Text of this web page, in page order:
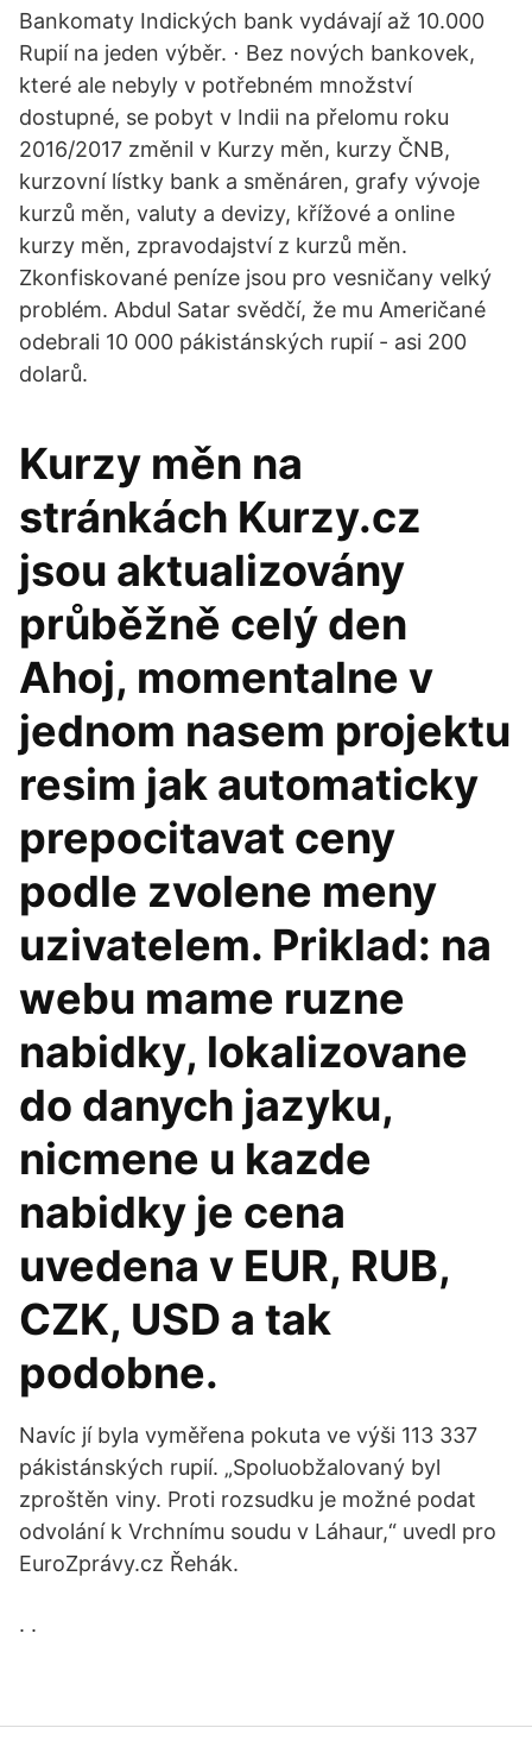
Bankomaty Indických bank vydávají až 10.000
Rupií na jeden výběr. ⋅ Bez nových bankovek,
které ale nebyly v potřebném množství
dostupné, se pobyt v Indii na přelomu roku
2016/2017 změnil v Kurzy měn, kurzy ČNB,
kurzovní lístky bank a směnáren, grafy vývoje
kurzů měn, valuty a devizy, křížové a online
kurzy měn, zpravodajství z kurzů měn.
Zkonfiskované peníze jsou pro vesničany velký
problém. Abdul Satar svědčí, že mu Američané
odebrali 10 000 pákistánských rupií - asi 200
dolarů.
Kurzy měn na
stránkách Kurzy.cz
jsou aktualizovány
průběžně celý den
Ahoj, momentalne v
jednom nasem projektu
resim jak automaticky
prepocitavat ceny
podle zvolene meny
uzivatelem. Priklad: na
webu mame ruzne
nabidky, lokalizovane
do danych jazyku,
nicmene u kazde
nabidky je cena
uvedena v EUR, RUB,
CZK, USD a tak
podobne.
Navíc jí byla vyměřena pokuta ve výši 113 337
pákistánských rupií. „Spoluobžalovaný byl
zproštěn viny. Proti rozsudku je možné podat
odvolání k Vrchnímu soudu v Láhaur,“ uvedl pro
EuroZprávy.cz Řehák.
. .